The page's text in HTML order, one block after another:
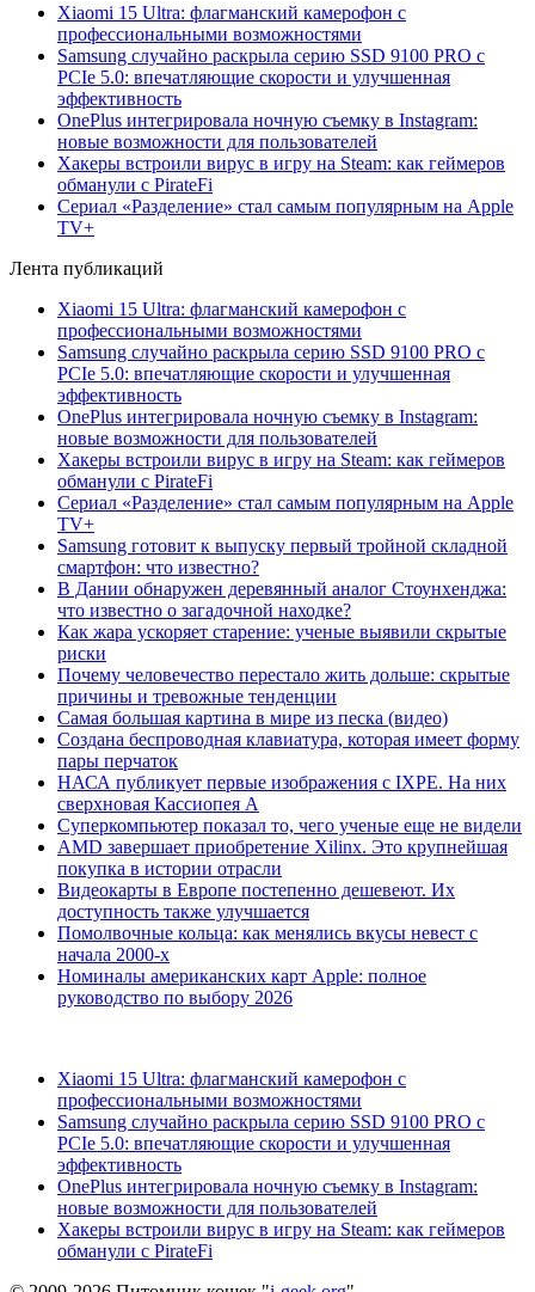
Xiaomi 15 Ultra: флагманский камерофон с
профессиональными возможностями
Samsung случайно раскрыла серию SSD 9100 PRO с
PCIe 5.0: впечатляющие скорости и улучшенная
эффективность
OnePlus интегрировала ночную съемку в Instagram:
новые возможности для пользователей
Хакеры встроили вирус в игру на Steam: как геймеров
обманули с PirateFi
Сериал «Разделение» стал самым популярным на Apple
TV+
Лента публикаций
Xiaomi 15 Ultra: флагманский камерофон с
профессиональными возможностями
Samsung случайно раскрыла серию SSD 9100 PRO с
PCIe 5.0: впечатляющие скорости и улучшенная
эффективность
OnePlus интегрировала ночную съемку в Instagram:
новые возможности для пользователей
Хакеры встроили вирус в игру на Steam: как геймеров
обманули с PirateFi
Сериал «Разделение» стал самым популярным на Apple
TV+
Samsung готовит к выпуску первый тройной складной
смартфон: что известно?
В Дании обнаружен деревянный аналог Стоунхенджа:
что известно о загадочной находке?
Как жара ускоряет старение: ученые выявили скрытые
риски
Почему человечество перестало жить дольше: скрытые
причины и тревожные тенденции
Самая большая картина в мире из песка (видео)
Создана беспроводная клавиатура, которая имеет форму
пары перчаток
НАСА публикует первые изображения с IXPE. На них
сверхновая Кассиопея А
Суперкомпьютер показал то, чего ученые еще не видели
AMD завершает приобретение Xilinx. Это крупнейшая
покупка в истории отрасли
Видеокарты в Европе постепенно дешевеют. Их
доступность также улучшается
Помолвочные кольца: как менялись вкусы невест с
начала 2000-х
Номиналы американских карт Apple: полное
руководство по выбору 2026
Xiaomi 15 Ultra: флагманский камерофон с
профессиональными возможностями
Samsung случайно раскрыла серию SSD 9100 PRO с
PCIe 5.0: впечатляющие скорости и улучшенная
эффективность
OnePlus интегрировала ночную съемку в Instagram:
новые возможности для пользователей
Хакеры встроили вирус в игру на Steam: как геймеров
обманули с PirateFi